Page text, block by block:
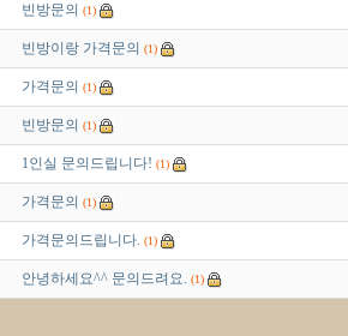
빈방문의 (1)
빈방이랑 가격문의 (1)
가격문의 (1)
빈방문의 (1)
1인실 문의드립니다! (1)
가격문의 (1)
가격문의드립니다. (1)
안녕하세요^^ 문의드려요. (1)